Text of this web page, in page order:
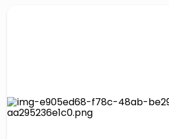
pattumiera raccolta differenziata
elenco telefonico